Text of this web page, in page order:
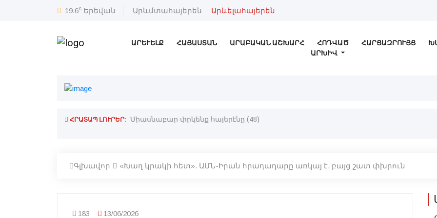
19.6c Երեվան Արևմտահայերեն Արևելահայերեն
ԱՐԵՒԵԼՔ ՀԱՅԱՍՏԱՆ ԱՐԱԲԱԿԱՆ ԱՇԽԱՐՀ ՀՈԴՎԱԾ ՀԱՐՑԱԶՐՈՒՅՑ
ԱՐԽԻՎ
ՀՐԱՏԱՊ ԼՈՒՐԵՐ:
ու դիրքեր. Գրեց՝ Պարոյր Յ. Միասնաբար փրկենք հայերէնը (48)
Գլխավոր «Խաղ կրակի հետ». ԱՄՆ-Իրան հրադադարը առկայ է, բայց շատ փխրուն
183 13/06/2026